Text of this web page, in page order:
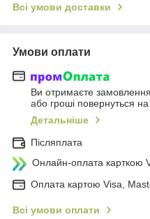
Всі умови доставки
Умови оплати
Ви отримаєте замовлення
або гроші повернуться
Детальніше
Післяплата
Онлайн-оплата карткою
Оплата картою Visa,
Всі умови оплати